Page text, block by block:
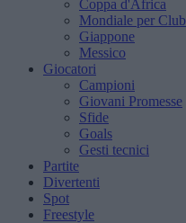
Coppa d'Africa
Mondiale per Club
Giappone
Messico
Giocatori
Campioni
Giovani Promesse
Sfide
Goals
Gesti tecnici
Partite
Divertenti
Spot
Freestyle